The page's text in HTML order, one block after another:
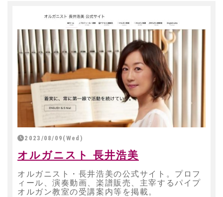
2023/08/09(Wed)
オルガニスト 長井浩美
オルガニスト・長井浩美の公式サイト。プロフ
ィール、演奏動画、楽譜販売、主宰するパイプ
オルガン教室の受講案内等を掲載。